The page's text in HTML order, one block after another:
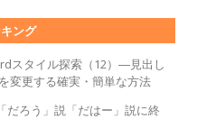
ング
スタイル探索（12）―見出し
変更する確実・簡単な方法
だろう」説「だはー」説に終